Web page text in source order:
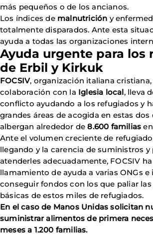
más pequeños o de los ancianos.
Los índices de malnutrición y
totalmente disparados. Ante esta
ayuda a todas las organizaciones
Ayuda urgente para los
de Erbil y Kirkuk
FOCSIV, organización italiana
colaboración con la Iglesia local, lleva
conflicto ayudando a los refugiados y
grandes áreas de acogida en estas
albergan alrededor de8.600 familias
Ante el volumen creciente de
llegando y la carencia de suministros y
atenderles adecuadamente, FOCSIV
llamamiento de ayuda a varias ONGs
conseguir fondos con los que paliar
básicas de estos miles de refugiados.
En el caso de Manos Unidas solicitan
suministrar alimentos de primera
meses a 1.200 familias.